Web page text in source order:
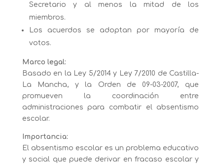
Secretario y al menos la mitad de los
miembros.
Los acuerdos se adoptan por mayoría de
votos.
Marco legal:
Basado en la Ley 5/2014 y Ley 7/2010 de Castilla-
La Mancha, y la Orden de 09-03-2007, que
promueven la coordinación entre
administraciones para combatir el absentismo
escolar.
Importancia:
El absentismo escolar es un problema educativo
y social que puede derivar en fracaso escolar y